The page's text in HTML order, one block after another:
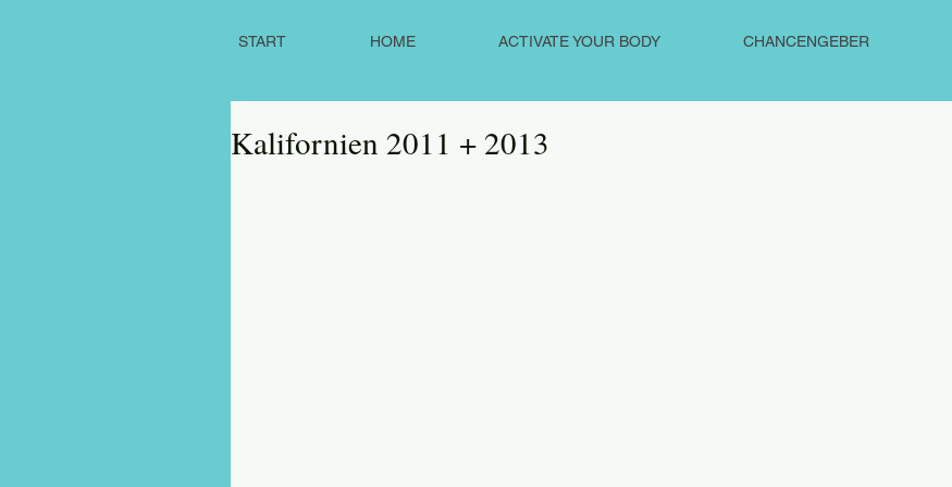
START HOME ACTIVATE YOUR BODY CHANCENGEBER
Kalifornien 2011 + 2013